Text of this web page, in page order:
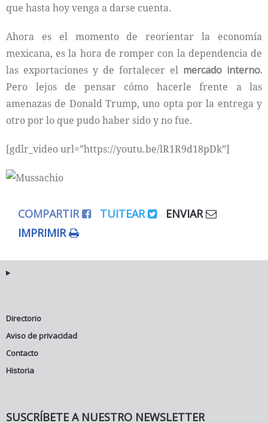
que hasta hoy venga a darse cuenta.
Ahora es el momento de reorientar la economía
mexicana, es la hora de romper con la dependencia de
las exportaciones y de fortalecer el mercado interno.
Pero lejos de pensar cómo hacerle frente a las
amenazas de Donald Trump, uno opta por la entrega y
otro por lo que pudo haber sido y no fue.
[gdlr_video url=”https://youtu.be/lR1R9d18pDk”]
COMPARTIR TUITEAR
ENVIAR
IMPRIMIR
Directorio
Aviso de privacidad
Contacto
Historia
SUSCRÍBETE A NUESTRO NEWSLETTER